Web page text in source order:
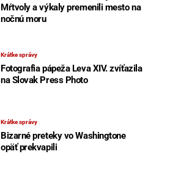
Mŕtvoly a výkaly premenili mesto na
nočnú moru
Krátke správy
Fotografia pápeža Leva XIV. zvíťazila
na Slovak Press Photo
Krátke správy
Bizarné preteky vo Washingtone
opäť prekvapili